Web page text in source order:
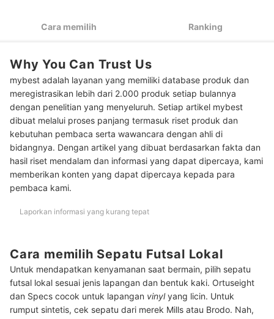
4
Peringkat Sepatu Futsal Lokal Terbaik
Baca juga rekomendasi sepatu futsal lainnya di sini
Cara memilih Ranking
Why You Can Trust Us
mybest adalah layanan yang memiliki database produk dan
meregistrasikan lebih dari 2.000 produk setiap bulannya
dengan penelitian yang menyeluruh. Setiap artikel mybest
dibuat melalui proses panjang termasuk riset produk dan
kebutuhan pembaca serta wawancara dengan ahli di
bidangnya. Dengan artikel yang dibuat berdasarkan fakta dan
hasil riset mendalam dan informasi yang dapat dipercaya, kami
memberikan konten yang dapat dipercaya kepada para
pembaca kami.
Laporkan informasi yang kurang tepat
Cara memilih Sepatu Futsal Lokal
Untuk mendapatkan kenyamanan saat bermain, pilih sepatu
futsal lokal sesuai jenis lapangan dan bentuk kaki. Ortuseight
dan Specs cocok untuk lapangan vinylyang licin. Untuk
rumput sintetis, cek sepatu dari merek Mills atau Brodo. Nah,